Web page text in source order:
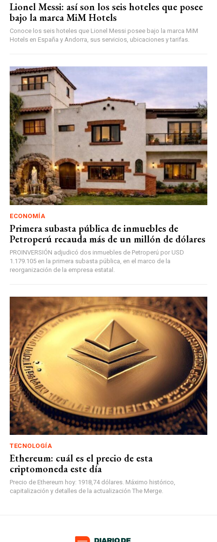
Lionel Messi: así son los seis hoteles que posee
bajo la marca MiM Hotels
Conoce los seis hoteles que Lionel Messi posee bajo la marca MiM
Hotels en España y Andorra, sus servicios, ubicaciones y tarifas.
ECONOMÍA
Primera subasta pública de inmuebles de
Petroperú recauda más de un millón de dólares
PROINVERSIÓN adjudicó dos inmuebles de Petroperú por USD
1.179.105 en la primera subasta pública, en el marco de la
reorganización de la empresa estatal.
TECNOLOGÍA
Ethereum: cuál es el precio de esta
criptomoneda este día
Precio de Ethereum hoy: 1918,74 dólares. Máximo histórico,
capitalización y detalles de la actualización The Merge.